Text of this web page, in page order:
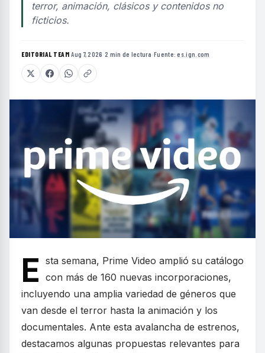
terror, animación, clásicos y contenidos no
ficticios.
EDITORIAL TEAM·Aug 7, 2026 ·2 min de lectura ·Fuente:es.ign.com
E sta semana, Prime Video amplió su catálogo
con más de 160 nuevas incorporaciones,
incluyendo una amplia variedad de géneros que
van desde el terror hasta la animación y los
documentales. Ante esta avalancha de estrenos,
destacamos algunas propuestas relevantes para